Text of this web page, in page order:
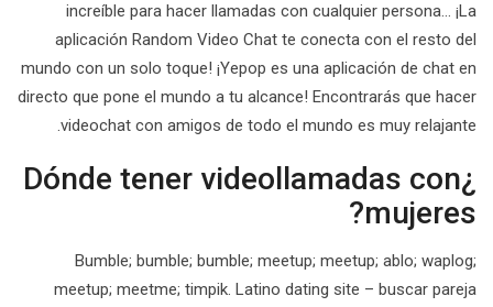
increíble para hacer llamadas con cualquier persona… ¡La
aplicación Random Video Chat te conecta con el resto del
mundo con un solo toque! ¡Yepop es una aplicación de chat en
directo que pone el mundo a tu alcance! Encontrarás que hacer
videochat con amigos de todo el mundo es muy relajante.
¿Dónde tener videollamadas con
mujeres?
Bumble; bumble; bumble; meetup; meetup; ablo; waplog;
meetup; meetme; timpik. Latino dating site – buscar pareja